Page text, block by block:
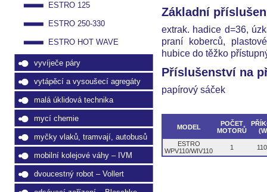
Základní
extrak. hadice d=36,
praní koberců,
hubice do těžko
Příslušenství na
papírový sáček
MODEL
POČET
MOTORŮ
ESTRO
WPV110/WIV110
1
ESTRO 125
ESTRO 250-330
ESTRO HOT WAVE
vyvíječe páry
vytápěcí a vysoušecí agregáty
malá úklidová technika
mycí chemie
myčky vlaků, tramvají, autobusů
mobilní kolejové váhy – IVM
dvoucestný robot – Vollert